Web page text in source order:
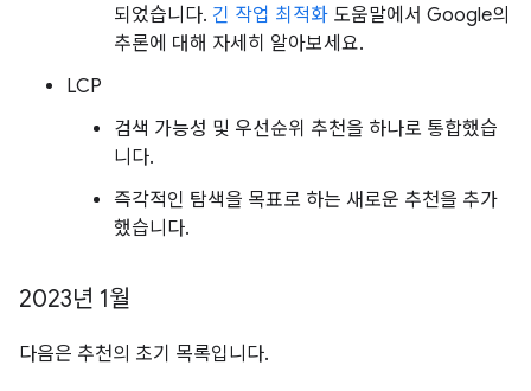
되었습니다. 긴 작업 최적화 도움말에서 Google의
추론에 대해 자세히 알아보세요.
LCP
검색 가능성 및 우선순위 추천을 하나로 통합했습
니다.
즉각적인 탐색을 목표로 하는 새로운 추천을 추가
했습니다.
2023년 1월
다음은 추천의 초기 목록입니다.